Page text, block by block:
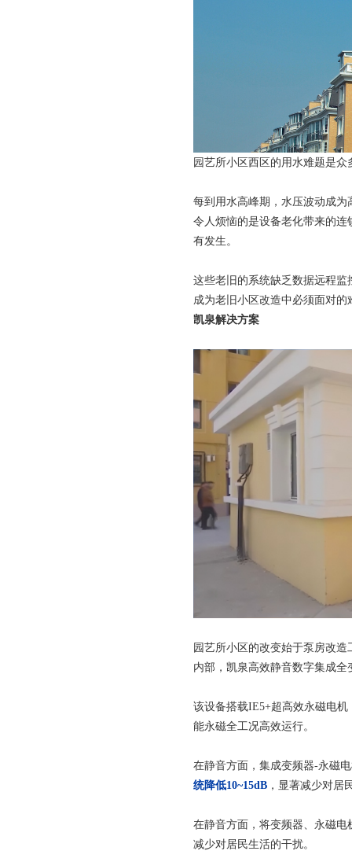
园艺所小区西区的用水难题是
每到用水高峰期，水压波动成
令人烦恼的是设备老化带来的连
有发生。
这些老旧的系统缺乏数据远程
成为老旧小区改造中必须面对的
凯泉解决方案
园艺所小区的改变始于泵房改
内部，凯泉高效静音数字集成
该设备搭载IE5+超高效永磁电机
能永磁全工况高效运行。
在静音方面，集成变频器-永磁
统降低10~15dB ，显著减少对居
在静音方面，将变频器、永磁
减少对居民生活的干扰。